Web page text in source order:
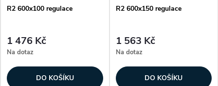
R2 600x100 regulace
1 476 Kč
Na dotaz
DO KOŠÍKU
R2 600x150 regulace
1 563 Kč
Na dotaz
DO KOŠÍKU